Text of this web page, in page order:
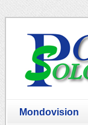
Mondovision